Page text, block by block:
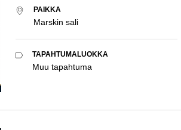
PAIKKA
Marskin sali
TAPAHTUMALUOKKA
Muu tapahtuma